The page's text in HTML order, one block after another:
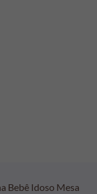
Bebê Idoso Mesa